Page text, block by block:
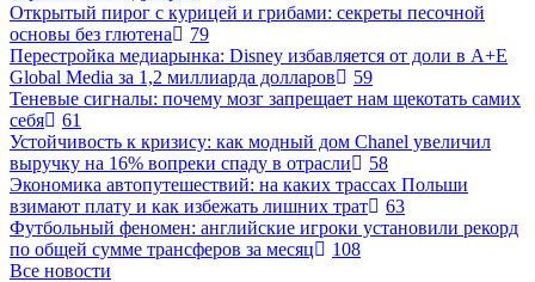
Открытый пирог с курицей и грибами: секреты песочной
основы без глютена
79
Перестройка медиарынка: Disney избавляется от доли в A+E
Global Media за 1,2 миллиарда долларов
59
Теневые сигналы: почему мозг запрещает нам щекотать самих
себя
61
Устойчивость к кризису: как модный дом Chanel увеличил
выручку на 16% вопреки спаду в отрасли
58
Экономика автопутешествий: на каких трассах Польши
взимают плату и как избежать лишних трат
63
Футбольный феномен: английские игроки установили рекорд
по общей сумме трансферов за месяц
108
Все новости